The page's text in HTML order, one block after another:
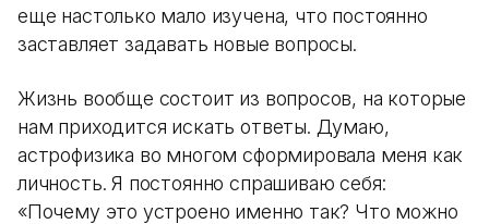
еще настолько мало изучена, что постоянно
заставляет задавать новые вопросы.
Жизнь вообще состоит из вопросов, на которые
нам приходится искать ответы. Думаю,
астрофизика во многом сформировала меня как
личность. Я постоянно спрашиваю себя:
«Почему это устроено именно так? Что можно